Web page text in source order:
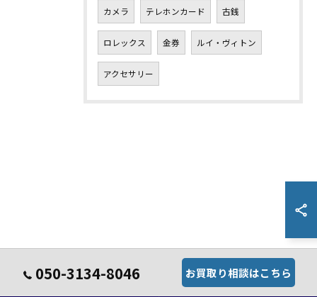
カメラ テレホンカード 古銭
ロレックス 金券 ルイ・ヴィトン
アクセサリー
050-3134-8046 お買取り相談はこちら